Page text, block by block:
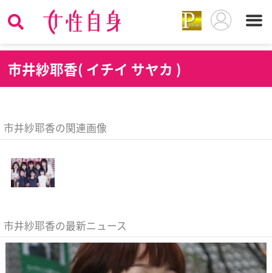
市井紗耶香( イチイ サヤカ )
市井紗耶香の関連画像
市井紗耶香の最新ニュース